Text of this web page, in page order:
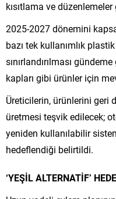
kısıtlama ve
2025-2027 dönemini
bazı tek kullanımlık
sınırlandırılması
kapları gibi ürünler için
Üreticilerin, ürünlerini geri
üretmesi teşvik edilecek;
yeniden kullanılabilir
hedeflendiği belirtildi.
‘YEŞİL ALTERNATİF’